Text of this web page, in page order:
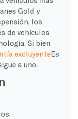
Gold y
los
de vehículos
Si bien
excluyenteEs
a uno.